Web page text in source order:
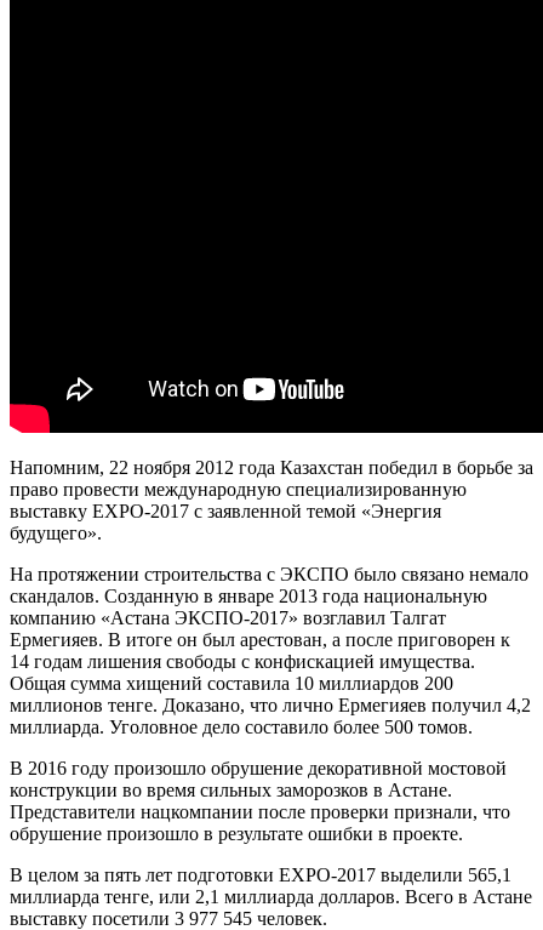
Напомним, 22 ноября 2012 года Казахстан победил в борьбе за
право провести международную специализированную
выставку EXPO-2017 с заявленной темой «Энергия
будущего».
На протяжении строительства с ЭКСПО было связано немало
скандалов. Созданную в январе 2013 года национальную
компанию «Астана ЭКСПО-2017» возглавил Талгат
Ермегияев. В итоге он был арестован, а после приговорен к
14 годам лишения свободы с конфискацией имущества.
Общая сумма хищений составила 10 миллиардов 200
миллионов тенге. Доказано, что лично Ермегияев получил 4,2
миллиарда. Уголовное дело составило более 500 томов.
В 2016 году произошло обрушение декоративной мостовой
конструкции во время сильных заморозков в Астане.
Представители нацкомпании после проверки признали, что
обрушение произошло в результате ошибки в проекте.
В целом за пять лет подготовки EXPO-2017 выделили 565,1
миллиарда тенге, или 2,1 миллиарда долларов. Всего в Астане
выставку посетили 3 977 545 человек.